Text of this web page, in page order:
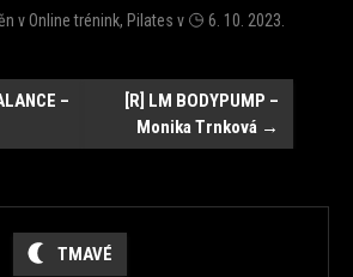
vOnline trénink, Pilates v 6. 10. 2023
–
[R] LM BODYPUMP –
Monika Trnková →
TMAVÉ